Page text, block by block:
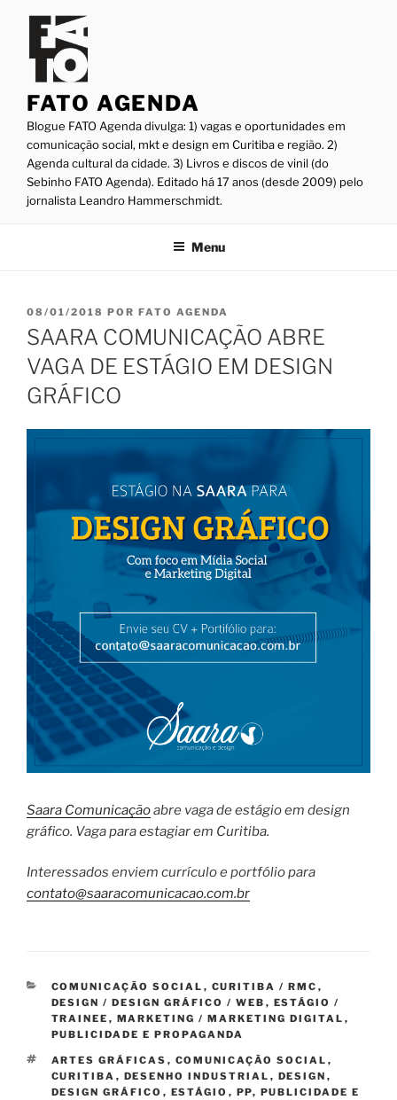
conteúdo
FATO AGENDA
Blogue FATO Agenda divulga: 1) vagas e oportunidades em
comunicação social, mkt e design em Curitiba e região. 2)
Agenda cultural da cidade. 3) Livros e discos de vinil (do
Sebinho FATO Agenda). Editado há 17 anos (desde 2009) pelo
jornalista Leandro Hammerschmidt.
Menu
PUBLICADO
EM
08/01/2018 POR FATO AGENDA
SAARA COMUNICAÇÃO ABRE
VAGA DE ESTÁGIO EM DESIGN
GRÁFICO
Saara Comunicaçãoabre vaga de estágio em design
gráfico. Vaga para estagiar em Curitiba.
Interessados enviem currículo e portfólio para
contato@saaracomunicacao.com.br
CATEGORIAS
COMUNICAÇÃO SOCIAL , CURITIBA / RMC ,
DESIGN / DESIGN GRÁFICO / WEB , ESTÁGIO /
TRAINEE , MARKETING / MARKETING DIGITAL ,
PUBLICIDADE E PROPAGANDA
TAGS
ARTES GRÁFICAS , COMUNICAÇÃO SOCIAL ,
CURITIBA , DESENHO INDUSTRIAL , DESIGN ,
DESIGN GRÁFICO , ESTÁGIO , PP, PUBLICIDADE E